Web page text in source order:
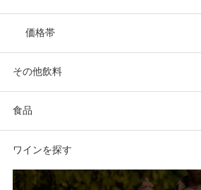
価格帯
その他飲料
食品
ワインを探す